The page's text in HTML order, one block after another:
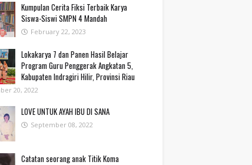
Kumpulan Cerita Fiksi Terbaik Karya
Siswa-Siswi SMPN 4 Mandah
February 22, 2023
Lokakarya 7 dan Panen Hasil Belajar
Program Guru Penggerak Angkatan 5,
Kabupaten Indragiri Hilir, Provinsi Riau
20, 2022
LOVE UNTUK AYAH IBU DI SANA
September 08, 2022
Catatan seorang anak Titik Koma